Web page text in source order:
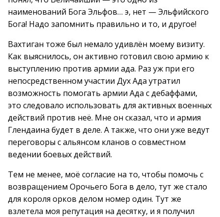
наименований Бога Эльфов… э, нет — Эльфийского
Бога! Надо запомнить правильно и то, и другое!
Вахтиган тоже был немало удивлён моему визиту.
Как выяснилось, он активно готовил свою армию к
выступлению против армии ада. Раз уж при его
непосредственном участии Дух Ада утратил
возможность помогать армии Ада с дебаффами,
это следовало использовать для активных военных
действий против неё. Мне он сказал, что и армия
Глендаина будет в деле. А также, что они уже ведут
переговоры с альянсом кланов о совместном
ведении боевых действий.
Тем не менее, моё согласие на то, чтобы помочь с
возвращением Орочьего Бога в дело, тут же стало
для короля орков делом номер один. Тут же
взлетела моя репутация на десятку, и я получил